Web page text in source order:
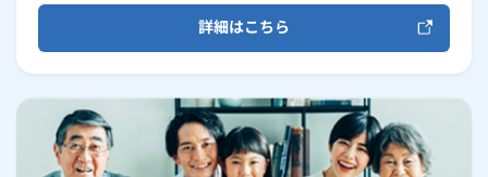
詳細はこちら